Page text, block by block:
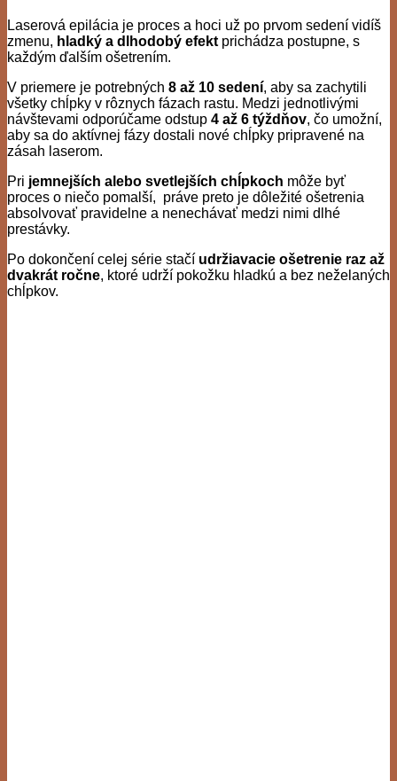
Laserová epilácia je proces a hoci už po prvom sedení vidíš
zmenu, hladký a dlhodobý efekt prichádza postupne, s
každým ďalším ošetrením.
V priemere je potrebných 8 až 10 sedení, aby sa zachytili
všetky chĺpky v rôznych fázach rastu. Medzi jednotlivými
návštevami odporúčame odstup 4 až 6 týždňov, čo umožní,
aby sa do aktívnej fázy dostali nové chĺpky pripravené na
zásah laserom.
Pri jemnejších alebo svetlejších chĺpkoch môže byť
proces o niečo pomalší, práve preto je dôležité ošetrenia
absolvovať pravidelne a nenechávať medzi nimi dlhé
prestávky.
Po dokončení celej série stačí udržiavacie ošetrenie raz až
dvakrát ročne, ktoré udrží pokožku hladkú a bez neželaných
chĺpkov.